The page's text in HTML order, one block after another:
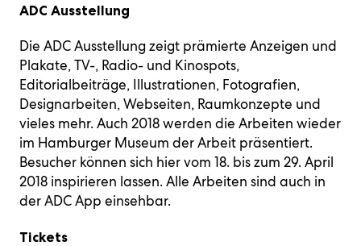
ADC Ausstellung
Die ADC Ausstellung zeigt prämierte Anzeigen und
Plakate, TV-, Radio- und Kinospots,
Editorialbeiträge, Illustrationen, Fotografien,
Designarbeiten, Webseiten, Raumkonzepte und
vieles mehr. Auch 2018 werden die Arbeiten wieder
im Hamburger Museum der Arbeit präsentiert.
Besucher können sich hier vom 18. bis zum 29. April
2018 inspirieren lassen. Alle Arbeiten sind auch in
der ADC App einsehbar.
Tickets